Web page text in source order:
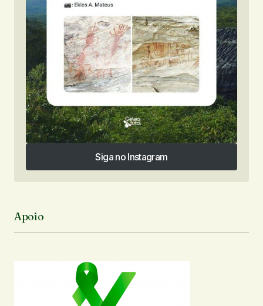
Siga no Instagram
Siga no Instagram
Apoio